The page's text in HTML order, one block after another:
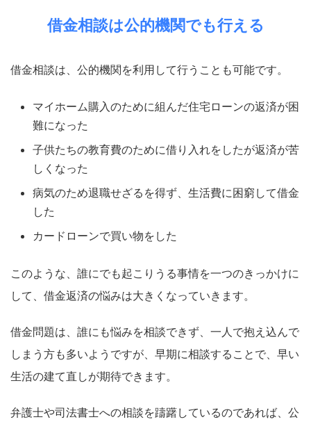
借金相談は公的機関でも行える
借金相談は、公的機関を利用して行うことも可能です。
マイホーム購入のために組んだ住宅ローンの返済が困
難になった
子供たちの教育費のために借り入れをしたが返済が苦
しくなった
病気のため退職せざるを得ず、生活費に困窮して借金
した
カードローンで買い物をした
このような、誰にでも起こりうる事情を一つのきっかけに
して、借金返済の悩みは大きくなっていきます。
借金問題は、誰にも悩みを相談できず、一人で抱え込んで
しまう方も多いようですが、早期に相談することで、早い
生活の建て直しが期待できます。
弁護士や司法書士への相談を躊躇しているのであれば、公